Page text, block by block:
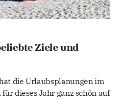
Ziele und
die Urlaubsplanungen im
dieses Jahr ganz schön auf